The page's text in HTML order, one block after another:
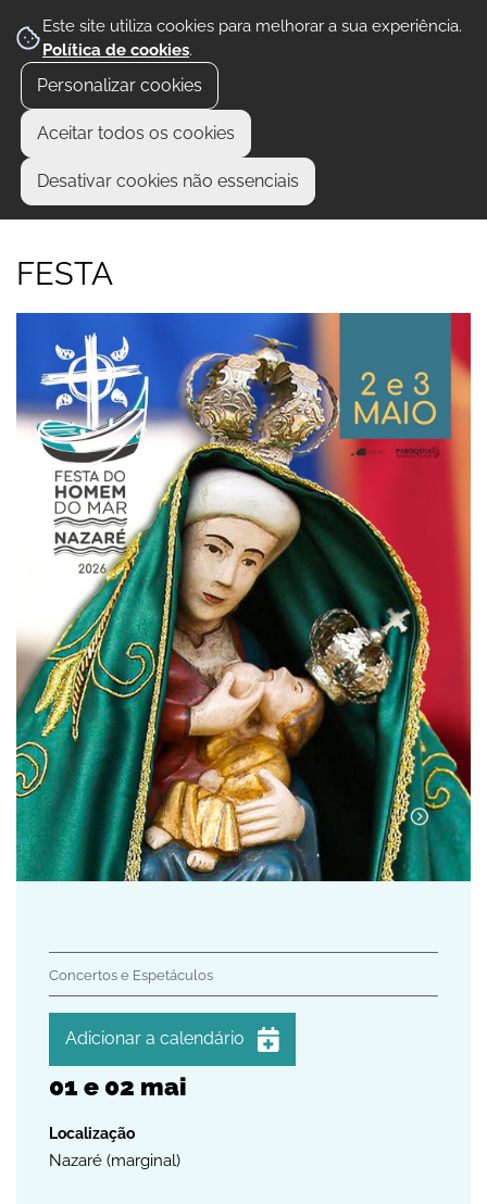
Este site utiliza cookies para melhorar a sua experiência.
Política de cookies.
Personalizar cookies
Aceitar todos os cookies
Desativar cookies não essenciais
FESTA
Concertos e Espetáculos
Adicionar a calendário
iCalendar
Outlook
01 e 02 mai
Nazaré (marginal)